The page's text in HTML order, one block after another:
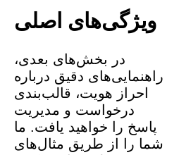
ویژگی‌های اصلی
در بخش‌های بعدی،
راهنمایی‌های دقیق درباره
احراز هویت، قالب‌بندی
درخواست و مدیریت
پاسخ را خواهید یافت. ما
شما را از طریق مثال‌های